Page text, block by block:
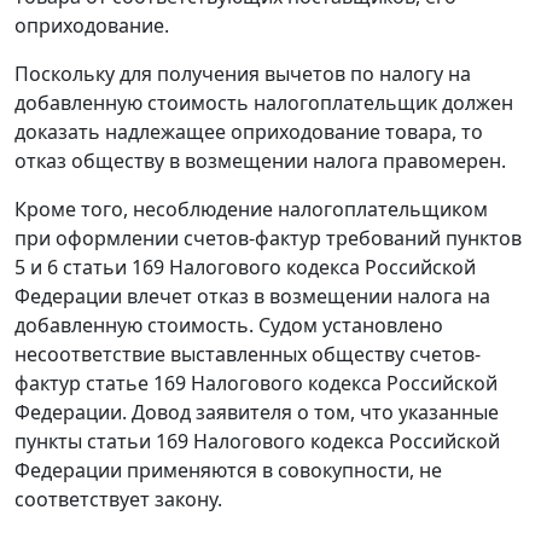
оприходование.
Поскольку для получения вычетов по налогу на
добавленную стоимость налогоплательщик должен
доказать надлежащее оприходование товара, то
отказ обществу в возмещении налога правомерен.
Кроме того, несоблюдение налогоплательщиком
при оформлении счетов-фактур требований пунктов
5 и 6 статьи 169 Налогового кодекса Российской
Федерации влечет отказ в возмещении налога на
добавленную стоимость. Судом установлено
несоответствие выставленных обществу счетов-
фактур статье 169 Налогового кодекса Российской
Федерации. Довод заявителя о том, что указанные
пункты статьи 169 Налогового кодекса Российской
Федерации применяются в совокупности, не
соответствует закону.